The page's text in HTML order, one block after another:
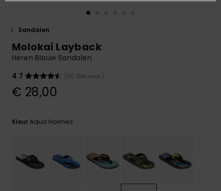
Gesprek
antwoorden op
de meest
vragen en ons
contactformulier.
VERLANGLIJST
Sandalen
Molokai Layback
Heren Blauw Sandalen
4.7
(90 Reviews)
€ 28,00
KleurAqua Holmes